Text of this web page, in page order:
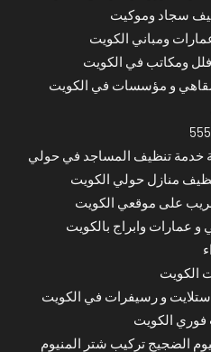
سجاد وموكيت
ومباني الكويت
ومكاتب في الكويت
و مؤسسات في الكويت
منازل حولي الكويت
على موقعي الكويت
عمارات وابراج بالكويت
الكويت
فوري الكويت
الضجيج تركيب شتر المنيوم